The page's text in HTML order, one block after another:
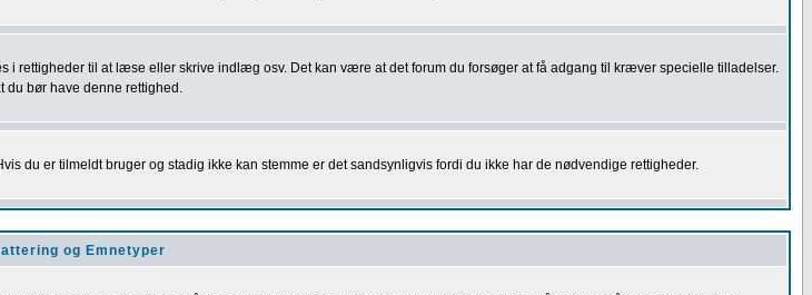
rettigheder til at læse eller skrive indlæg osv. Det kan være at det forum du forsøger at få adgang til kræver specielle tilladelser.
du bør have denne rettighed.
du er tilmeldt bruger og stadig ikke kan stemme er det sandsynligvis fordi du ikke har de nødvendige rettigheder.
og Emnetyper